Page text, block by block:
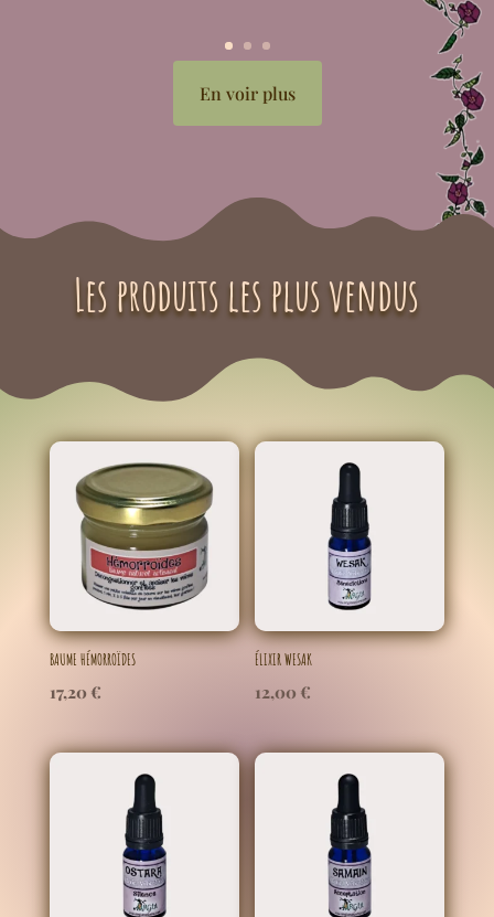
En voir plus
Les produits les plus vendus
BAUME HÉMORROÏDES
17,20 €
ÉLIXIR WESAK
12,00 €